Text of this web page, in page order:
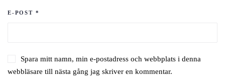
E-POST *
Spara mitt namn, min e-postadress och webbplats i denna
webbläsare till nästa gång jag skriver en kommentar.